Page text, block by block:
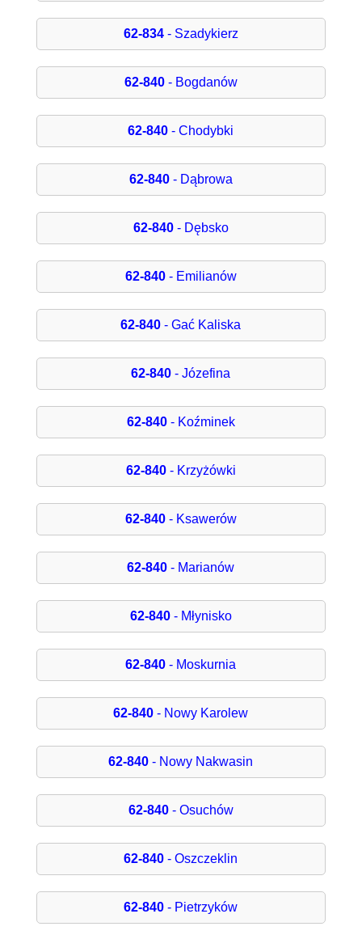
62-834- Szadykierz
62-840- Bogdanów
62-840 - Chodybki
62-840- Dąbrowa
62-840- Dębsko
62-840- Emilianów
62-840 - Gać Kaliska
62-840 - Józefina
62-840- Koźminek
62-840- Krzyżówki
62-840- Ksawerów
62-840 - Marianów
62-840- Młynisko
62-840 - Moskurnia
62-840 - Nowy Karolew
62-840 - Nowy Nakwasin
62-840- Osuchów
62-840 - Oszczeklin
62-840 - Pietrzyków